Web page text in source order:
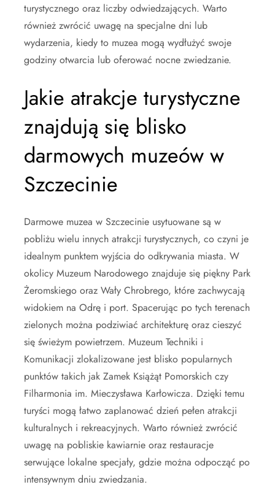
turystycznego oraz liczby odwiedzających. Warto
również zwrócić uwagę na specjalne dni lub
wydarzenia, kiedy to muzea mogą wydłużyć swoje
godziny otwarcia lub oferować nocne zwiedzanie.
Jakie atrakcje turystyczne
znajdują się blisko
darmowych muzeów w
Szczecinie
Darmowe muzea w Szczecinie usytuowane są w
pobliżu wielu innych atrakcji turystycznych, co czyni je
idealnym punktem wyjścia do odkrywania miasta. W
okolicy Muzeum Narodowego znajduje się piękny Park
Żeromskiego oraz Wały Chrobrego, które zachwycają
widokiem na Odrę i port. Spacerując po tych terenach
zielonych można podziwiać architekturę oraz cieszyć
się świeżym powietrzem. Muzeum Techniki i
Komunikacji zlokalizowane jest blisko popularnych
punktów takich jak Zamek Książąt Pomorskich czy
Filharmonia im. Mieczysława Karłowicza. Dzięki temu
turyści mogą łatwo zaplanować dzień pełen atrakcji
kulturalnych i rekreacyjnych. Warto również zwrócić
uwagę na pobliskie kawiarnie oraz restauracje
serwujące lokalne specjały, gdzie można odpocząć po
intensywnym dniu zwiedzania.